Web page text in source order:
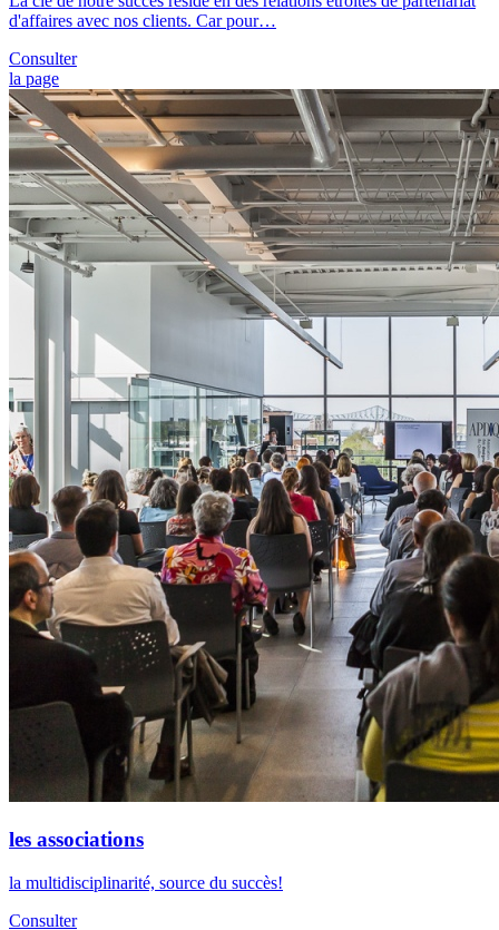
d'affaires avec nos clients. Car pour…
Consulter
la page
les associations
la multidisciplinarité, source du succès!
Consulter